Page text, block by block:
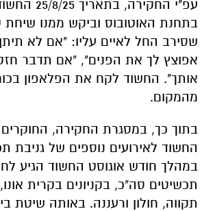
אותך". החשוד לקח את הפלאפון
מהמקום.
בתוך כך, במסגרת החקירה,
החשוד לאירועים נוספים של גניבת
במהלך חודש אוגוסט החשוד הגיע
תקווה, חולון ורעננה. באותה שיטת
ביקש לראות תכשיטים, גנב אותם
גנב 7 צמידים ושרשרת אחת, בשווי
מהחנויות.